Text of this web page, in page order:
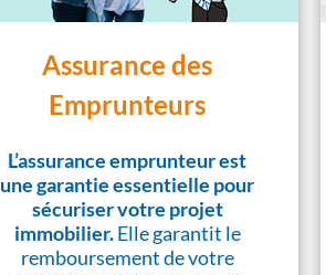
Assurance des
Emprunteurs
L’assurance emprunteur est
une garantie essentielle pour
sécuriser votre projet
immobilier.Elle garantit le
remboursement de votre